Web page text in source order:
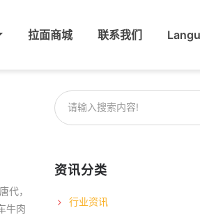
拉面商城 联系我们
代，
牛肉
资讯分类
行业资讯